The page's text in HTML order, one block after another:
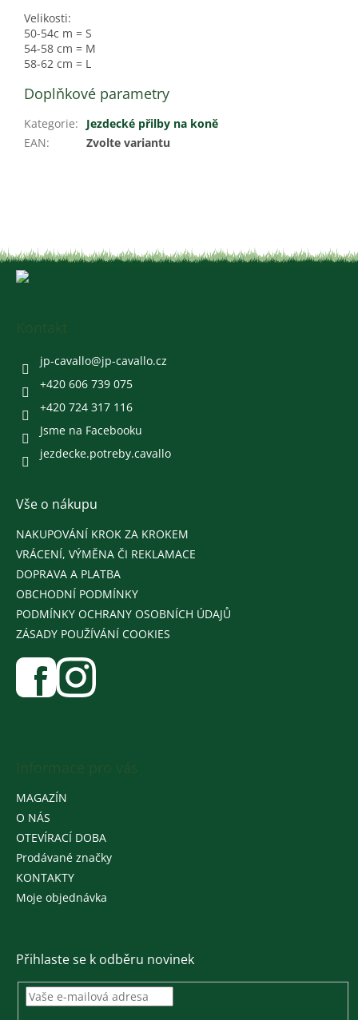
Velikosti:
50-54c m = S
54-58 cm = M
58-62 cm = L
Doplňkové parametry
Kategorie:
Jezdecké přilby na koně
EAN: Zvolte variantu
jp-cavallo@jp-cavallo.cz
+420 606 739 075
+420 724 317 116
Jsme na Facebooku
jezdecke.potreby.cavallo
Vše o nákupu
NAKUPOVÁNÍ KROK ZA KROKEM
VRÁCENÍ, VÝMĚNA ČI REKLAMACE
DOPRAVA A PLATBA
OBCHODNÍ PODMÍNKY
PODMÍNKY OCHRANY OSOBNÍCH ÚDAJŮ
ZÁSADY POUŽÍVÁNÍ COOKIES
MAGAZÍN
O NÁS
OTEVÍRACÍ DOBA
Prodávané značky
KONTAKTY
Moje objednávka
Přihlaste se k odběru novinek